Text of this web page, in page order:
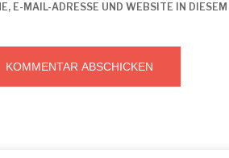
E-MAIL-ADRESSE UND WEBSITE IN